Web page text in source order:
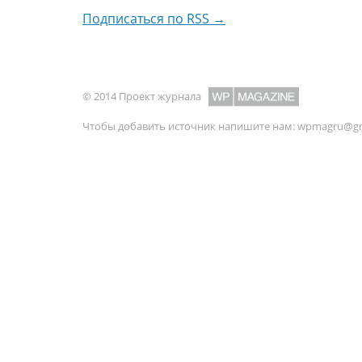
Подписаться по RSS →
© 2014 Проект журнала
Чтобы добавить источник напишите нам: